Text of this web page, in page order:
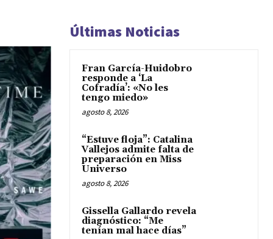
Últimas Noticias
Fran García-Huidobro
responde a ‘La
Cofradía’: «No les
tengo miedo»
agosto 8, 2026
“Estuve floja”: Catalina
Vallejos admite falta de
preparación en Miss
Universo
agosto 8, 2026
Gissella Gallardo revela
diagnóstico: “Me
tenían mal hace días”